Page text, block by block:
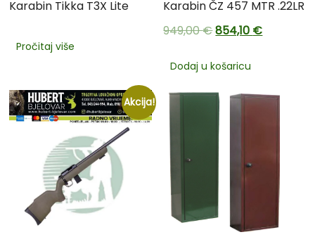
Karabin Tikka T3X Lite
Pročitaj više
Karabin ČZ 457 MTR .22LR
949,00€854,10 €
Dodaj u košaricu
Akcija!